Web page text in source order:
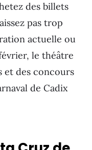
des billets
pas trop
actuelle ou
le théâtre
et des concours
de Cadix